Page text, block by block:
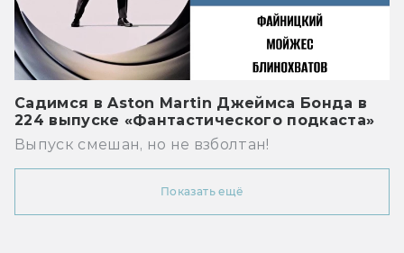
Садимся в Aston Martin Джеймса Бонда в
224 выпуске «Фантастического подкаста»
Выпуск смешан, но не взболтан!
Показать ещё